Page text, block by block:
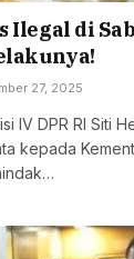
Ilegal di
27, 2025
IV DPR RI Siti
kepada